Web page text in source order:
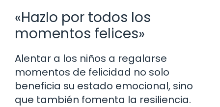
«Hazlo por todos los
momentos felices»
Alentar a los niños a regalarse
momentos de felicidad no solo
beneficia su estado emocional, sino
que también fomenta la resiliencia.